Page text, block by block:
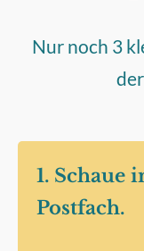
Nur noch 3
1. Schaue
Postfach.